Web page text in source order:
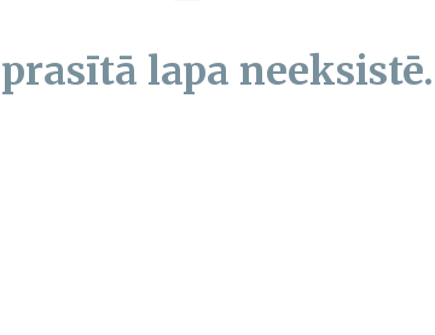
lapa neeksistē.